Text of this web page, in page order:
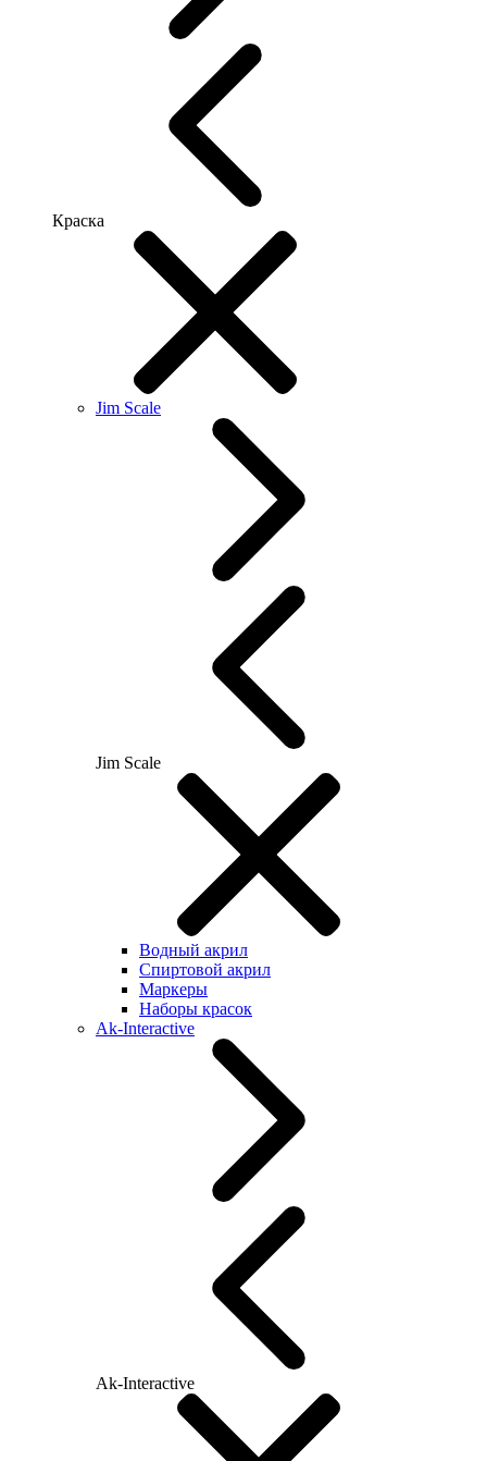
Краска
Jim Scale
Jim Scale
Водный акрил
Спиртовой акрил
Маркеры
Наборы красок
Ak-Interactive
Ak-Interactive